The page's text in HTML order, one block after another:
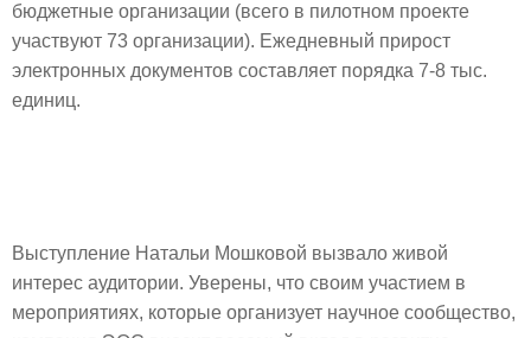
бюджетные организации (всего в пилотном проекте
участвуют 73 организации). Ежедневный прирост
электронных документов составляет порядка 7-8 тыс.
единиц.
Выступление Натальи Мошковой вызвало живой
интерес аудитории. Уверены, что своим участием в
мероприятиях, которые организует научное сообщество,